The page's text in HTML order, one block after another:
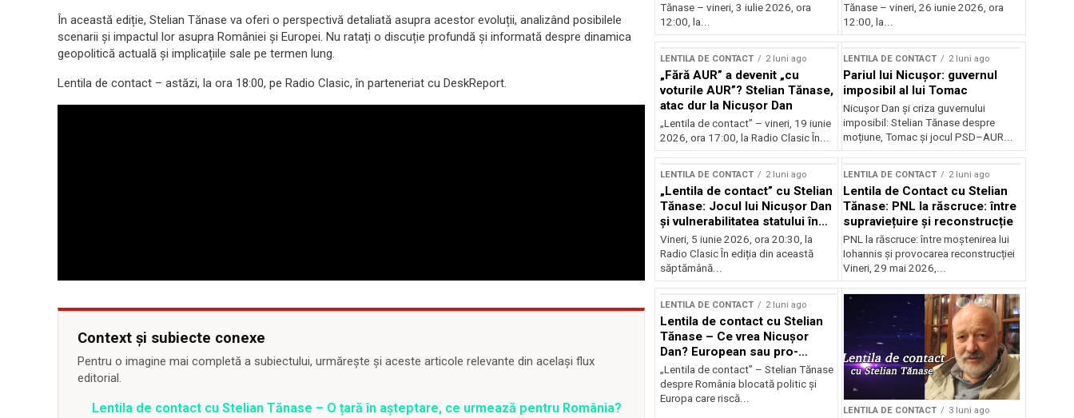
În această ediție, Stelian Tănase va oferi o perspectivă detaliată asupra acestor evoluții, analizând posibilele
scenarii și impactul lor asupra României și Europei. Nu ratați o discuție profundă și informată despre dinamica
geopolitică actuală și implicațiile sale pe termen lung.
Lentila de contact – astăzi, la ora 18:00, pe Radio Clasic, în parteneriat cu DeskReport.
Context și subiecte conexe
Pentru o imagine mai completă a subiectului, urmărește și aceste articole relevante din același flux
editorial.
Lentila de contact cu Stelian Tănase – O țară în așteptare, ce urmează pentru România?
Tănase – vineri, 3 iulie 2026, ora
12:00, la...
Tănase – vineri, 26 iunie 2026, ora
12:00, la...
LENTILA DE CONTACT 2 luni ago
„Fără AUR” a devenit „cu
voturile AUR”? Stelian Tănase,
atac dur la Nicușor Dan
„Lentila de contact” – vineri, 19 iunie
2026, ora 17:00, la Radio Clasic În...
LENTILA DE CONTACT 2 luni ago
Pariul lui Nicușor: guvernul
imposibil al lui Tomac
Nicușor Dan și criza guvernului
imposibil: Stelian Tănase despre
moțiune, Tomac și jocul PSD–AUR...
LENTILA DE CONTACT 2 luni ago
„Lentila de contact” cu Stelian
Tănase: Jocul lui Nicușor Dan
și vulnerabilitatea statului în
fața crizelor
Vineri, 5 iunie 2026, ora 20:30, la
Radio Clasic În ediția din această
săptămână...
LENTILA DE CONTACT 2 luni ago
Lentila de Contact cu Stelian
Tănase: PNL la răscruce: între
supraviețuire și reconstrucție
PNL la răscruce: între moștenirea lui
Iohannis și provocarea reconstrucției
Vineri, 29 mai 2026,...
LENTILA DE CONTACT 2 luni ago
Lentila de contact cu Stelian
Tănase – Ce vrea Nicușor
Dan? European sau pro-
occidental?
„Lentila de contact” – Stelian Tănase
despre România blocată politic și
Europa care riscă...
LENTILA DE CONTACT 3 luni ago